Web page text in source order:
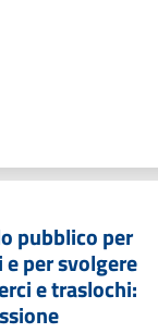
pubblico per
per svolgere
e traslochi: